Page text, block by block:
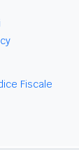
Fiscale